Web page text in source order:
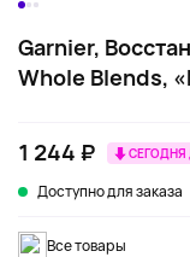
Garnier,
Whole Blends,
1 244 ₽
Доступно для заказа
Все товары